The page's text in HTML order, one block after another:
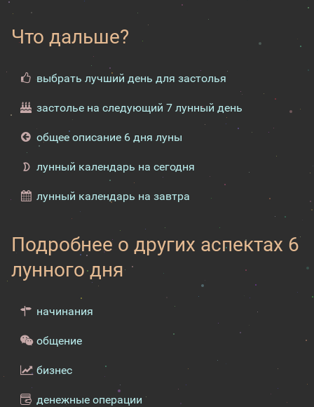
Что дальше?
выбрать лучший день для застолья
застолье на следующий 7 лунный день
общее описание 6 дня луны
лунный календарь на сегодня
лунный календарь на завтра
Подробнее о других аспектах 6
лунного дня
начинания
общение
бизнес
денежные операции